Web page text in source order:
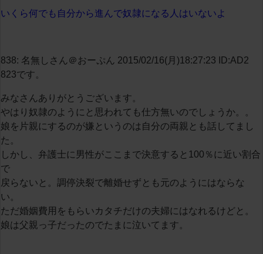
いくら何でも自分から進んで奴隷になる人はいないよ
838: 名無しさん＠おーぷん 2015/02/16(月)18:27:23 ID:AD2
823です。
みなさんありがとうございます。
やはり奴隷のようにと思われても仕方無いのでしょうか。。
娘を片親にするのが嫌というのは自分の両親とも話してまし
た。
しかし、弁護士に男性がここまで決意すると100％に近い割合
で
戻らないと。調停決裂で離婚せずとも元のようにはならな
い。
ただ婚姻費用をもらいカタチだけの夫婦にはなれるけどと。
娘は父親っ子だったのでたまに泣いてます。